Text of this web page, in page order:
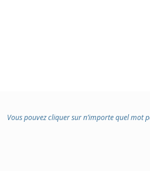
Vous pouvez cliquer sur n’importe quel mot